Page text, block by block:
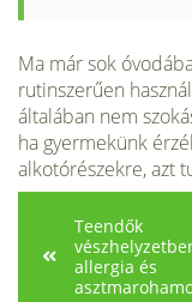
Ma már sok
rutinszerűen
általában nem
ha gyermekünk
alkotórészekre, azt
Teendők
allergia és